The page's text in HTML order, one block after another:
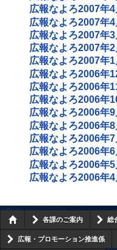
広報なよろ2007年4
広報なよろ2007年4
広報なよろ2007年3
広報なよろ2007年2
広報なよろ2007年1
広報なよろ2006年
広報なよろ2006年
広報なよろ2006年
広報なよろ2006年9
広報なよろ2006年8
広報なよろ2006年7
広報なよろ2006年6
広報なよろ2006年5
広報なよろ2006年4
各課のご案内 総
広報・プロモーション推進係